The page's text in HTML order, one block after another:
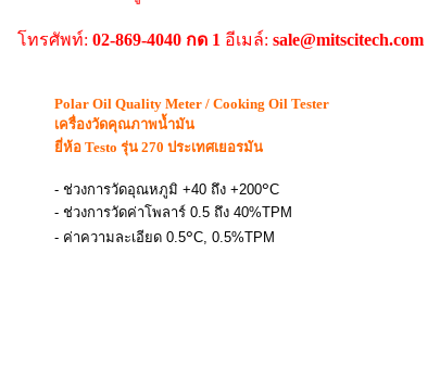
โทรศัพท์: 02-869-4040 กด 1 อีเมล์: sale@mitscitech.com
Polar Oil Quality Meter / Cooking Oil Tester
เครื่องวัดคุณภาพน้ำมัน
ยี่ห้อ Testo รุ่น 270 ประเทศเยอรมัน
- ช่วงการวัดอุณหภูมิ +40 ถึง +200๐C
- ช่วงการวัดค่าโพลาร์ 0.5 ถึง 40%TPM
- ค่าความละเอียด 0.5๐C, 0.5%TPM